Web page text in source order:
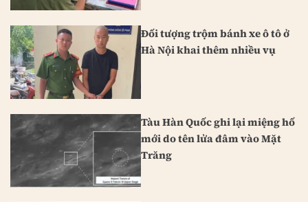
Đối tượng trộm bánh xe ô tô ở
Hà Nội khai thêm nhiều vụ
Tàu Hàn Quốc ghi lại miệng hố
mới do tên lửa đâm vào Mặt
Trăng